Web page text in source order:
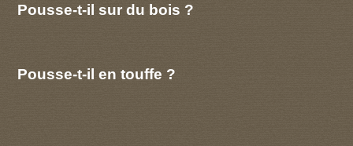
Pousse-t-il sur du bois ?
Pousse-t-il en touffe ?